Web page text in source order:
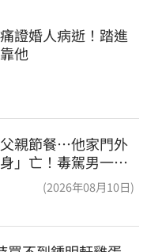
證婚人病逝！踏進
他
親節餐⋯他家門外
身」亡！毒駕男一路
(2026年08月10日)